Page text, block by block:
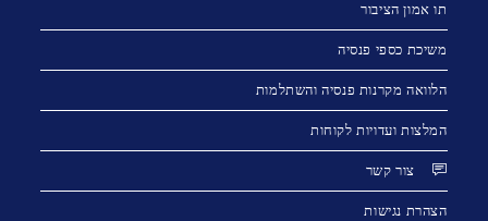
תו אמון הציבור
משיכת כספי פנסיה
הלוואה מקרנות פנסיה והשתלמות
המלצות ועדויות לקוחות
צור קשר
הצהרת נגישות